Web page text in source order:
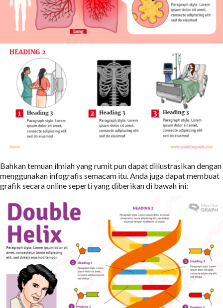
Bahkan temuan ilmiah yang rumit pun dapat diilustrasikan dengan
menggunakan infografis semacam itu. Anda juga dapat membuat
grafik secara online seperti yang diberikan di bawah ini: